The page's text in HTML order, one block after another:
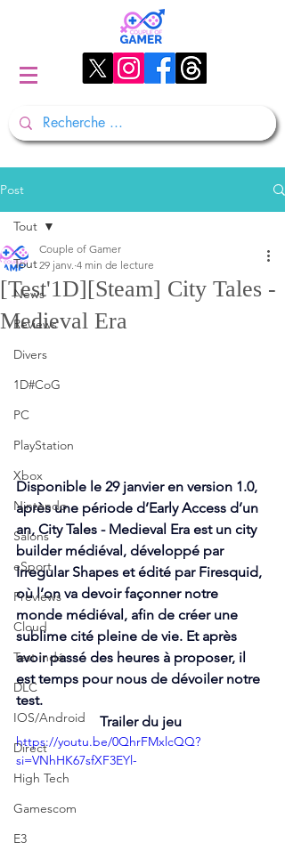
Post
Tout
News
Reviews
Divers
1D#CoG
PC
PlayStation
Xbox
Nintendo
Salons
eSport
Previews
Cloud
Test indé
DLC
IOS/Android
Direct
High Tech
Gamescom
E3
Tout
[Test'1D][Steam] City Tales -
Medieval Era
Couple of Gamer
29 janv. 4 min de lecture
Disponible le 29 janvier en version 1.0,
après une période d’Early Access d’un
an, City Tales - Medieval Era est un city
builder médiéval, développé par
Irregular Shapes et édité par Firesquid,
où l’on va devoir façonner notre
monde médiéval, afin de créer une
sublime cité pleine de vie. Et après
avoir passé des heures à proposer, il
est temps pour nous de dévoiler notre
test.
Trailer du jeu
https://youtu.be/0QhrFMxlcQQ?
si=VNhHK67sfXF3EYl-